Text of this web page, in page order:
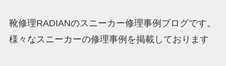
靴修理RADIANのスニーカー修理事例ブログです。
様々なスニーカーの修理事例を掲載しております